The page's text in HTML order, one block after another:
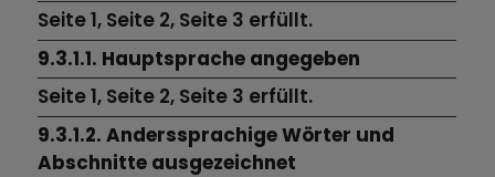
Seite 1, Seite 2, Seite 3 erfüllt.
9.3.1.1. Hauptsprache angegeben
Seite 1, Seite 2, Seite 3 erfüllt.
9.3.1.2. Anderssprachige Wörter und
Abschnitte ausgezeichnet